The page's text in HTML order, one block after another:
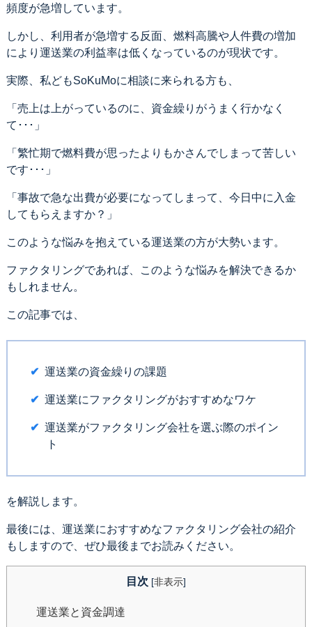
頻度が急増しています。
しかし、利用者が急増する反面、燃料高騰や人件費の増加
により運送業の利益率は低くなっているのが現状です。
実際、私どもSoKuMoに相談に来られる方も、
「売上は上がっているのに、資金繰りがうまく行かなく
て･･･」
「繁忙期で燃料費が思ったよりもかさんでしまって苦しい
です･･･」
「事故で急な出費が必要になってしまって、今日中に入金
してもらえますか？」
このような悩みを抱えている運送業の方が大勢います。
ファクタリングであれば、このような悩みを解決できるか
もしれません。
この記事では、
運送業の資金繰りの課題
運送業にファクタリングがおすすめなワケ
運送業がファクタリング会社を選ぶ際のポイン
ト
を解説します。
最後には、運送業におすすめなファクタリング会社の紹介
もしますので、ぜひ最後までお読みください。
目次 [非表示]
運送業と資金調達